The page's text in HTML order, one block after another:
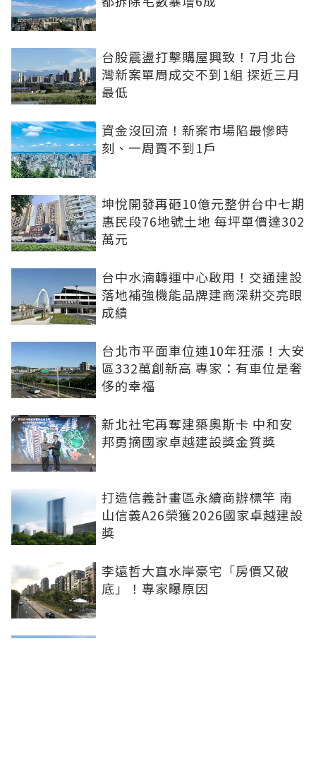
台股震盪打擊購屋興致！7月北台
灣新案單周成交不到1組 探近三月
最低
資金沒回流！新案市場陷最慘時
刻、一周賣不到1戶
坤悅開發再砸10億元整併台中七期
惠民段76地號土地 每坪單價達302
萬元
台中水湳轉運中心啟用！交通建設
落地補強機能品牌建商深耕交亮眼
成績
台北市平面車位連10年狂漲！大安
區332萬創新高 專家：有車位是奢
侈的幸福
新北社宅再奪建築奧斯卡 中和安
邦勇摘國家卓越建設獎金質獎
打造信義計畫區永續商辦標竿 南
山信義A26榮獲2026國家卓越建設
獎
李遠哲大直水岸豪宅「房價又破
底」！專家曝原因